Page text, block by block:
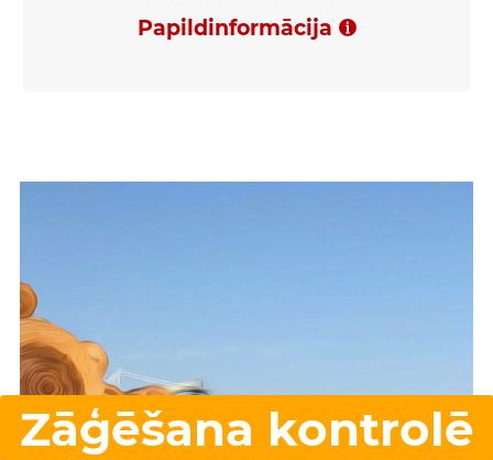
Papildinformācija
Zāģēšana kontrolē